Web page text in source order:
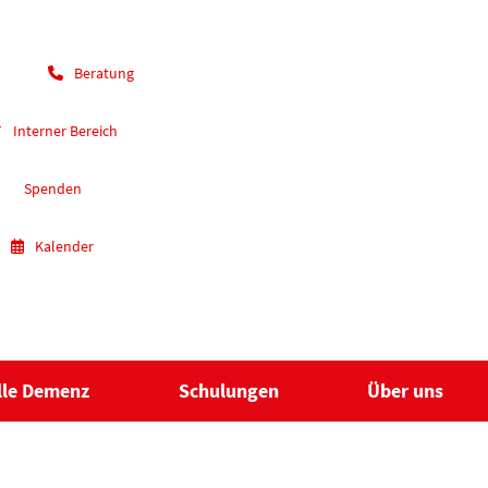
Beratung
Interner Bereich
Spenden
Kalender
Demenz Schulungen Über uns